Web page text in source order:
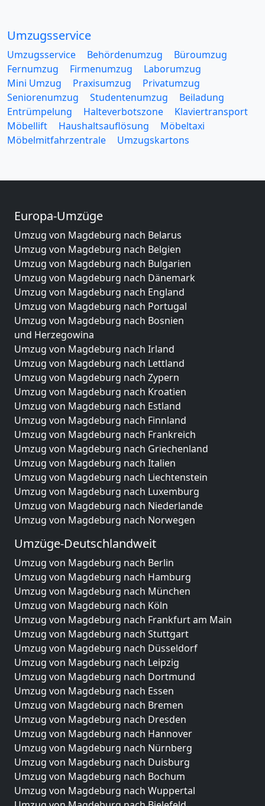
Umzugsservice
Umzugsservice Behördenumzug
Büroumzug
Fernumzug
Firmenumzug
Laborumzug
Mini Umzug
Praxisumzug
Privatumzug
Seniorenumzug
Studentenumzug
Beiladung
Entrümpelung
Halteverbotszone
Klaviertransport
Möbellift
Haushaltsauflösung
Möbeltaxi
Möbelmitfahrzentrale
Umzugskartons
Europa-Umzüge
Umzug von Magdeburg nach Belarus
Umzug von Magdeburg nach Belgien
Umzug von Magdeburg nach Bulgarien
Umzug von Magdeburg nach Dänemark
Umzug von Magdeburg nach England
Umzug von Magdeburg nach Portugal
Umzug von Magdeburg nach Bosnien
und Herzegowina
Umzug von Magdeburg nach Irland
Umzug von Magdeburg nach Lettland
Umzug von Magdeburg nach Zypern
Umzug von Magdeburg nach Kroatien
Umzug von Magdeburg nach Estland
Umzug von Magdeburg nach Finnland
Umzug von Magdeburg nach Frankreich
Umzug von Magdeburg nach Griechenland
Umzug von Magdeburg nach Italien
Umzug von Magdeburg nach Liechtenstein
Umzug von Magdeburg nach Luxemburg
Umzug von Magdeburg nach Niederlande
Umzug von Magdeburg nach Norwegen
Umzüge-Deutschlandweit
Umzug von Magdeburg nach Berlin
Umzug von Magdeburg nach Hamburg
Umzug von Magdeburg nach München
Umzug von Magdeburg nach Köln
Umzug von Magdeburg nach Frankfurt am Main
Umzug von Magdeburg nach Stuttgart
Umzug von Magdeburg nach Düsseldorf
Umzug von Magdeburg nach Leipzig
Umzug von Magdeburg nach Dortmund
Umzug von Magdeburg nach Essen
Umzug von Magdeburg nach Bremen
Umzug von Magdeburg nach Dresden
Umzug von Magdeburg nach Hannover
Umzug von Magdeburg nach Nürnberg
Umzug von Magdeburg nach Duisburg
Umzug von Magdeburg nach Bochum
Umzug von Magdeburg nach Wuppertal